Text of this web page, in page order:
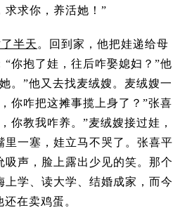
求你，养活她！ ”
半天 。回到家，他把娃递给母
“你抱了娃，往后咋娶媳妇？ ”他
。 ”他又去找麦绒嫂。麦绒嫂一
你咋把这摊事揽上身了？ ”张喜
你教我咋养。 ”麦绒嫂接过娃，
里一塞，娃立马不哭了。张喜平
吸声，脸上露出少见的笑。那个
上学、读大学、结婚成家，而今
还在卖鸡蛋。